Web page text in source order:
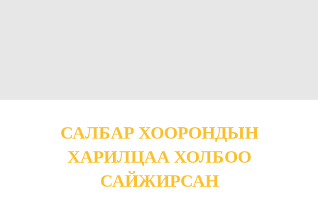
САЛБАР ХООРОНДЫН
ХАРИЛЦАА ХОЛБОО
САЙЖИРСАН